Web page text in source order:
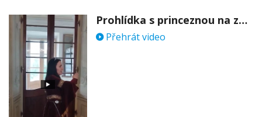
Prohlídka s princeznou na zámku Stekník
Přehrát video